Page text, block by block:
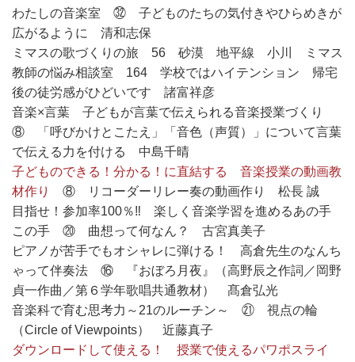
わたしの音楽室 ㉜ 子どものたちの気付きやひらめきが
広がるように 清和志保
ミマスの歌づくりの旅 56 砂漠 地平線 小川 ミマス
教師の悩み相談室 164 学校ではハイテンション 帰宅
後の徒労感がひどいです 諸富祥彦
音楽×言葉 子どもが言葉で伝えられる音楽授業づくり
⑧ 「呼びかけとこたえ」「音色（声質）」について言葉
で伝える力を付ける 中島千晴
子どものできる！分かる！に直結する 音楽授業の動画教
材作り
⑧ リコーダーリレー奏の動画作り 松長 誠
目指せ！参加率100％‼ 楽しく音楽学習を進めるあの手
この手 ⑳ 曲想って何なん？ 古宮真美子
ピアノが苦手でもオシャレに弾ける！ 高倉先生のなんち
ゃって伴奏法 ⑯ 『おぼろ月夜』（高野辰之作詞／岡野
貞一作曲／第６学年歌唱共通教材） 髙倉弘光
音楽科で育む思考力～21のルーチン～ ㉑ 視点の輪
（Circle of Viewpoints） 近藤真子
ダウンロードして使える！ 授業で使えるパワポスライ